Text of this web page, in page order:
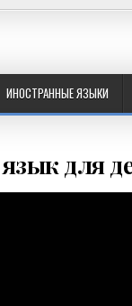
ИНОСТРАННЫЕ ЯЗЫКИ
для